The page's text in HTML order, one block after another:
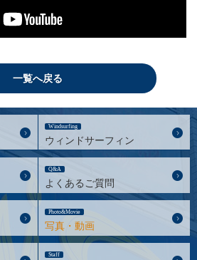
一覧へ戻る
Windsurfing
ウィンドサーフィン
Q&A
よくあるご質問
Photo&Movie
写真・動画
Staff